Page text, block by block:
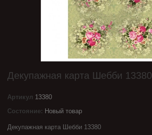
Декупажная карта Шебби 13380
Артикул 13380
Состояние: Новый товар
Декупажная карта Шебби 13380